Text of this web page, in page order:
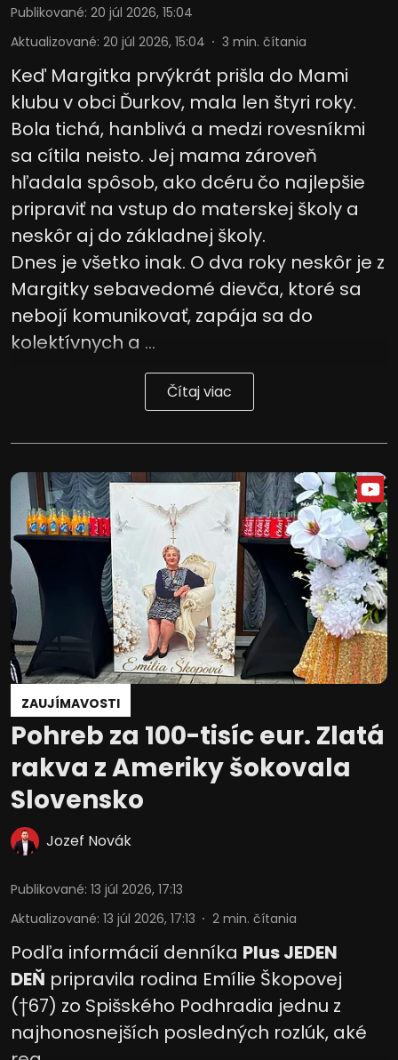
Publikované: 20 júl 2026, 15:04
Aktualizované: 20 júl 2026, 15:04 3 min. čítania
Keď Margitka prvýkrát prišla do Mami
klubu v obci Ďurkov, mala len štyri roky.
Bola tichá, hanblivá a medzi rovesníkmi
sa cítila neisto. Jej mama zároveň
hľadala spôsob, ako dcéru čo najlepšie
pripraviť na vstup do materskej školy a
neskôr aj do základnej školy.
Dnes je všetko inak. O dva roky neskôr je z
Margitky sebavedomé dievča, ktoré sa
nebojí komunikovať, zapája sa do
kolektívnych a ...
Čítaj viac
ZAUJÍMAVOSTI
Pohreb za 100-tisíc eur. Zlatá
rakva z Ameriky šokovala
Slovensko
Jozef Novák
Publikované: 13 júl 2026, 17:13
Aktualizované: 13 júl 2026, 17:13 2 min. čítania
Podľa informácií denníka Plus JEDEN
DEŇ pripravila rodina Emílie Škopovej
(†67) zo Spišského Podhradia jednu z
najhonosnejších posledných rozlúk, aké